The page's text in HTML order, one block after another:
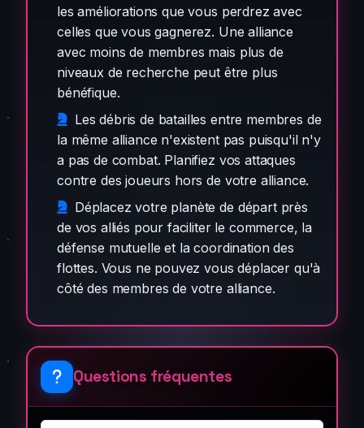
les améliorations que vous perdrez avec
celles que vous gagnerez. Une alliance
avec moins de membres mais plus de
niveaux de recherche peut être plus
bénéfique.
Les débris de batailles entre membres de
la même alliance n'existent pas puisqu'il n'y
a pas de combat. Planifiez vos attaques
contre des joueurs hors de votre alliance.
Déplacez votre planète de départ près
de vos alliés pour faciliter le commerce, la
défense mutuelle et la coordination des
flottes. Vous ne pouvez vous déplacer qu'à
côté des membres de votre alliance.
Questions fréquentes